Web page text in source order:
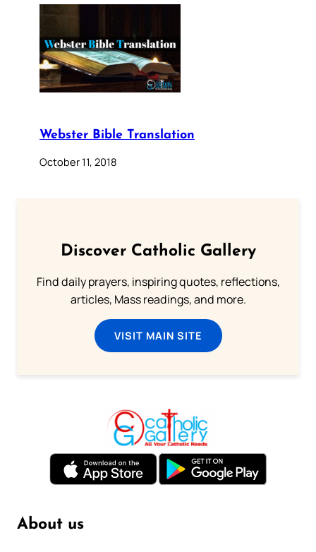
Webster Bible Translation
October 11, 2018
Discover Catholic Gallery
Find daily prayers, inspiring quotes, reflections,
articles, Mass readings, and more.
VISIT MAIN SITE
About us